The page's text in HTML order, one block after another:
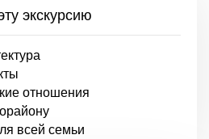
экскурсию
отношения
всей семьи